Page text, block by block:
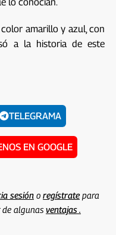
amarillo y azul, con
a la historia de este
TELEGRAMA
EN GOOGLE
sesióno regístratepara
algunasventajas .